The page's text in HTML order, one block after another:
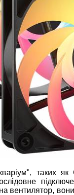
таких
вентилятор,